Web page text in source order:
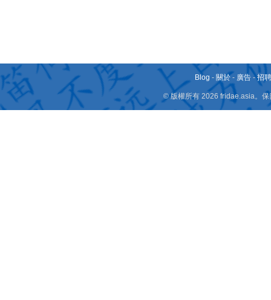
Blog - 關於 - 廣告 -招
© 版權所有 2026 fridae.asia。